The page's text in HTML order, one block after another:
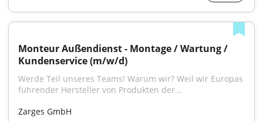
Monteur Außendienst - Montage / Wartung /
Kundenservice (m/w/d)
Werde Teil unseres Teams! Warum wir? Weil wir Europas
führender Hersteller von Produkten der...
Zarges GmbH